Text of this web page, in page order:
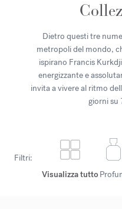
Dietro questi tre
metropoli del mondo,
ispirano Francis
energizzante e
invita a vivere al ritmo
giorni su
Filtri:
Visualizza tutto